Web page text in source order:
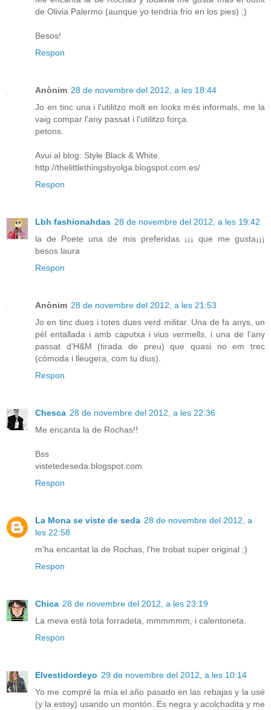
de Olivia Palermo (aunque yo tendria frio en los pies) ;)
Besos!
Respon
Anònim 28 de novembre del 2012, a les 18:44
Jo en tinc una i l'utilitzo molt en looks més informals, me la
vaig compar l'any passat i l'utilitzo força.
petons.
Avui al blog: Style Black & White.
http://thelittlethingsbyolga.blogspot.com.es/
Respon
Lbh fashionahdas 28 de novembre del 2012, a les 19:42
la de Poete una de mis preferidas ¡¡¡ que me gusta¡¡¡
besos laura
Respon
Anònim 28 de novembre del 2012, a les 21:53
Jo en tinc dues i totes dues verd militar. Una de fa anys, un
pèl entallada i amb caputxa i vius vermells, i una de l'any
passat d'H&M (tirada de preu) que quasi no em trec
(còmoda i lleugera, com tu dius).
Respon
Chesca 28 de novembre del 2012, a les 22:36
Me encanta la de Rochas!!
Bss
vistetedeseda.blogspot.com
Respon
La Mona se viste de seda 28 de novembre del 2012, a
les 22:58
m'ha encantat la de Rochas, l'he trobat super original ;)
Respon
Chica 28 de novembre del 2012, a les 23:19
La meva està tota forradeta, mmmmmm, i calentoneta.
Respon
Elvestidordeyo 29 de novembre del 2012, a les 10:14
Yo me compré la mía el año pasado en las rebajas y la usé
(y la estoy) usando un montón. Es negra y acolchadita y me